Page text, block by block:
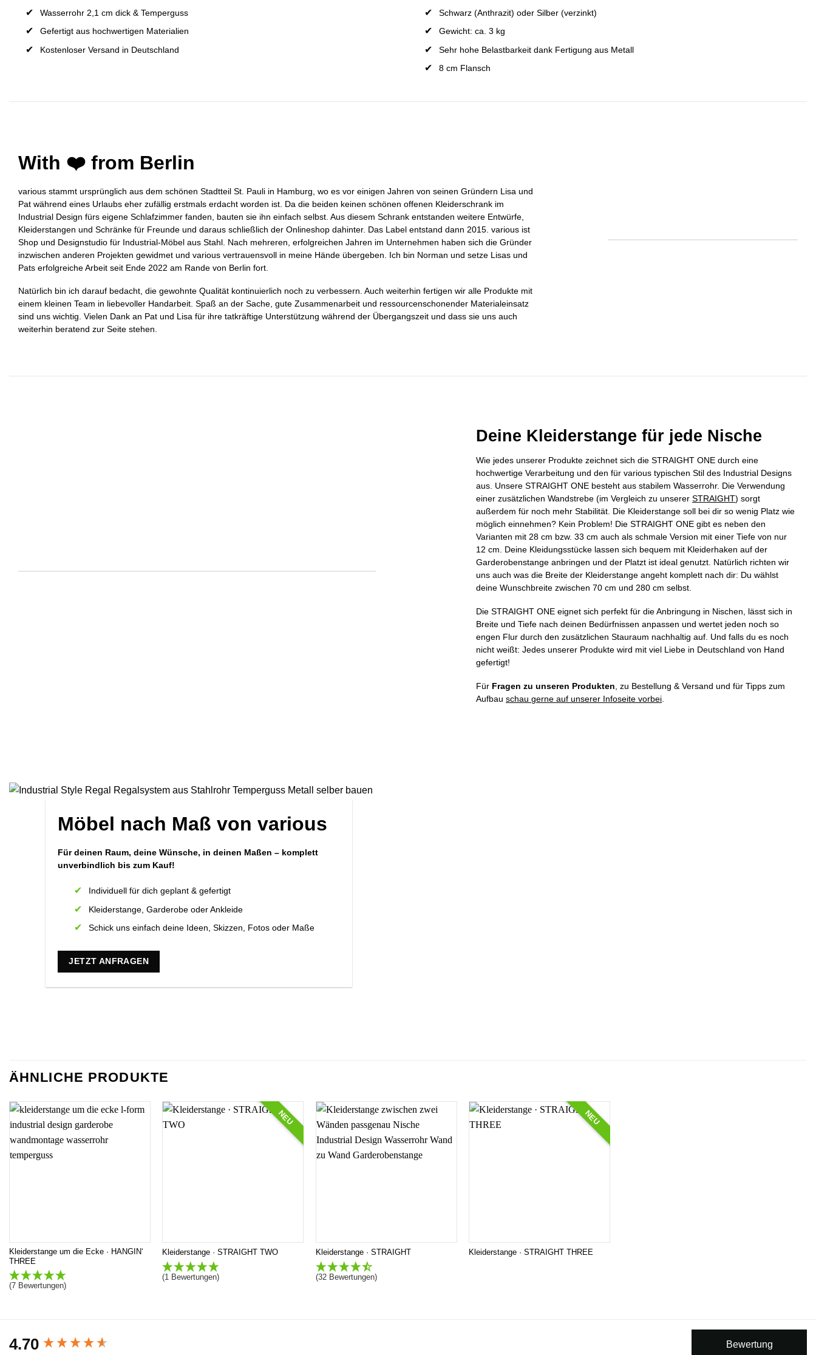
Wasserrohr 2,1 cm dick & Temperguss
Gefertigt aus hochwertigen Materialien
Kostenloser Versand in Deutschland
Schwarz (Anthrazit) oder Silber (verzinkt)
Gewicht: ca. 3 kg
Sehr hohe Belastbarkeit dank Fertigung aus Metall
8 cm Flansch
With ❤️ from Berlin
various stammt ursprünglich aus dem schönen Stadtteil St. Pauli in Hamburg, wo es vor einigen Jahren von seinen Gründern Lisa und
Pat während eines Urlaubs eher zufällig erstmals erdacht worden ist. Da die beiden keinen schönen offenen Kleiderschrank im
Industrial Design fürs eigene Schlafzimmer fanden, bauten sie ihn einfach selbst. Aus diesem Schrank entstanden weitere Entwürfe,
Kleiderstangen und Schränke für Freunde und daraus schließlich der Onlineshop dahinter. Das Label entstand dann 2015. various ist
Shop und Designstudio für Industrial-Möbel aus Stahl. Nach mehreren, erfolgreichen Jahren im Unternehmen haben sich die Gründer
inzwischen anderen Projekten gewidmet und various vertrauensvoll in meine Hände übergeben. Ich bin Norman und setze Lisas und
Pats erfolgreiche Arbeit seit Ende 2022 am Rande von Berlin fort.
Natürlich bin ich darauf bedacht, die gewohnte Qualität kontinuierlich noch zu verbessern. Auch weiterhin fertigen wir alle Produkte mit
einem kleinen Team in liebevoller Handarbeit. Spaß an der Sache, gute Zusammenarbeit und ressourcenschonender Materialeinsatz
sind uns wichtig. Vielen Dank an Pat und Lisa für ihre tatkräftige Unterstützung während der Übergangszeit und dass sie uns auch
weiterhin beratend zur Seite stehen.
Deine Kleiderstange für jede Nische
Wie jedes unserer Produkte zeichnet sich die STRAIGHT ONE durch eine
hochwertige Verarbeitung und den für various typischen Stil des Industrial Designs
aus. Unsere STRAIGHT ONE besteht aus stabilem Wasserrohr. Die Verwendung
einer zusätzlichen Wandstrebe (im Vergleich zu unserer STRAIGHT) sorgt
außerdem für noch mehr Stabilität. Die Kleiderstange soll bei dir so wenig Platz wie
möglich einnehmen? Kein Problem! Die STRAIGHT ONE gibt es neben den
Varianten mit 28 cm bzw. 33 cm auch als schmale Version mit einer Tiefe von nur
12 cm. Deine Kleidungsstücke lassen sich bequem mit Kleiderhaken auf der
Garderobenstange anbringen und der Platzt ist ideal genutzt. Natürlich richten wir
uns auch was die Breite der Kleiderstange angeht komplett nach dir: Du wählst
deine Wunschbreite zwischen 70 cm und 280 cm selbst.
Die STRAIGHT ONE eignet sich perfekt für die Anbringung in Nischen, lässt sich in
Breite und Tiefe nach deinen Bedürfnissen anpassen und wertet jeden noch so
engen Flur durch den zusätzlichen Stauraum nachhaltig auf. Und falls du es noch
nicht weißt: Jedes unserer Produkte wird mit viel Liebe in Deutschland von Hand
gefertigt!
Für Fragen zu unseren Produkten , zu Bestellung & Versand und für Tipps zum
Aufbau schau gerne auf unserer Infoseite vorbei
Möbel nach Maß von various
Für deinen Raum, deine Wünsche, in deinen Maßen – komplett
unverbindlich bis zum Kauf!
Individuell für dich geplant & gefertigt
Kleiderstange, Garderobe oder Ankleide
Schick uns einfach deine Ideen, Skizzen, Fotos oder Maße
JETZT ANFRAGEN
ÄHNLICHE PRODUKTE
Kleiderstange um die Ecke · HANGIN‘
THREE
(7 Bewertungen)
Kleiderstange · STRAIGHT TWO
(1 Bewertungen)
NEU
Kleiderstange · STRAIGHT
(32 Bewertungen)
Kleiderstange · STRAIGHT THREE
NEU
4.70
Bewertung